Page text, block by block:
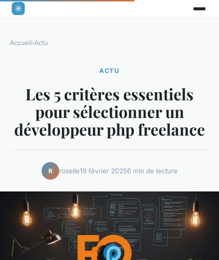
Accueil›Actu
ACTU
Les 5 critères essentiels
pour sélectionner un
développeur php freelance
R roselle19 février 20256 min de lecture